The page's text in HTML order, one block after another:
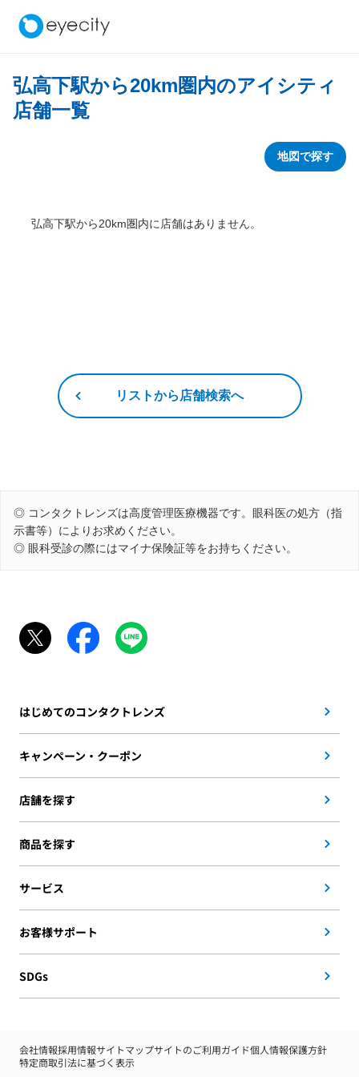
弘高下駅から20km圏内のアイシティ
店舗一覧
地図で探す
弘高下駅から20km圏内に店舗はありません。
リストから店舗検索へ
◎ コンタクトレンズは高度管理医療機器です。眼科医の処方（指
示書等）によりお求めください。
◎ 眼科受診の際にはマイナ保険証等をお持ちください。
はじめてのコンタクトレンズ
キャンペーン・クーポン
店舗を探す
商品を探す
サービス
お客様サポート
SDGs
会社情報採用情報サイトマップサイトのご利用ガイド個人情報保護方針
特定商取引法に基づく表示